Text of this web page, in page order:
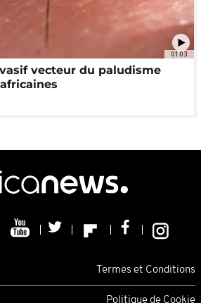
01:03
vecteur du paludisme
Termes et Conditions
Politique de Cookie